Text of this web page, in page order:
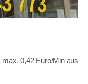
0,42 Euro/Min aus